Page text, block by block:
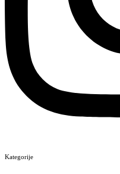
Kategorije